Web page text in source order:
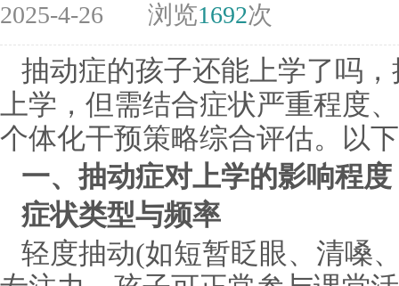
2025-4-26 浏览1692次
抽动症的孩子还能上学了吗
上学，但需结合症状严重程度
个体化干预策略综合评估。以
一、抽动症对上学的影响程度
症状类型与频率
轻度抽动(如短暂眨眼、清嗓